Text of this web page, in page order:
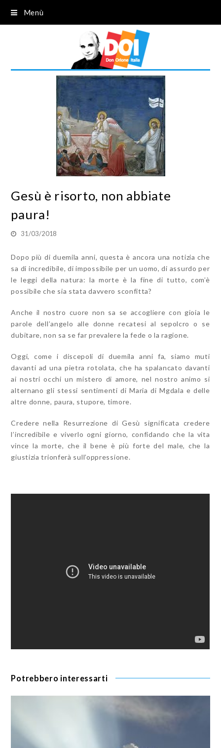
Menù
Gesù è risorto, non abbiate
paura!
31/03/2018
Dopo più di duemila anni, questa è ancora una notizia che
sa di incredibile, di impossibile per un uomo, di assurdo per
le leggi della natura: la morte è la fine di tutto, com’è
possibile che sia stata davvero sconfitta?
Anche il nostro cuore non sa se accogliere con gioia le
parole dell’angelo alle donne recatesi al sepolcro o se
dubitare, non sa se far prevalere la fede o la ragione.
Oggi, come i discepoli di duemila anni fa, siamo muti
davanti ad una pietra rotolata, che ha spalancato davanti
ai nostri occhi un mistero di amore, nel nostro animo si
alternano gli stessi sentimenti di Maria di Mgdala e delle
altre donne, paura, stupore, timore.
Credere nella Resurrezione di Gesù significata credere
l’incredibile e viverlo ogni giorno, confidando che la vita
vince la morte, che il bene è più forte del male, che la
giustizia trionferà sull’oppressione.
Potrebbero interessarti